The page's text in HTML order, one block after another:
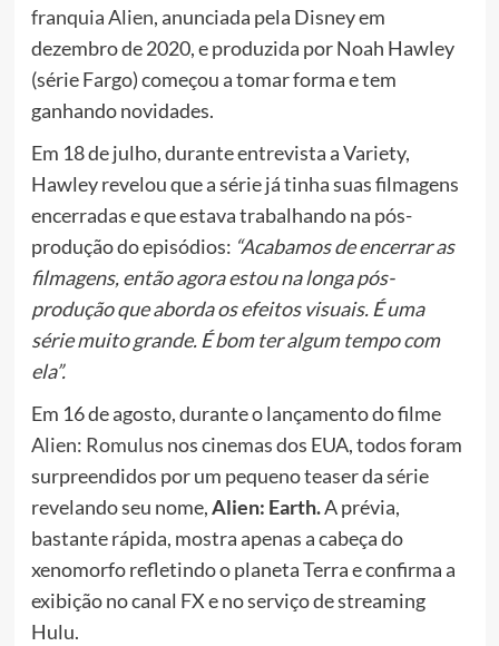
franquia Alien, anunciada pela Disney em
dezembro de 2020, e produzida por Noah Hawley
(série Fargo) começou a tomar forma e tem
ganhando novidades.
Em 18 de julho, durante entrevista a Variety,
Hawley revelou que a série já tinha suas filmagens
encerradas e que estava trabalhando na pós-
produção do episódios: “Acabamos de encerrar as
filmagens, então agora estou na longa pós-
produção que aborda os efeitos visuais. É uma
série muito grande. É bom ter algum tempo com
ela”.
Em 16 de agosto, durante o lançamento do filme
Alien: Romulus nos cinemas dos EUA, todos foram
surpreendidos por um pequeno teaser da série
revelando seu nome,Alien: Earth.A prévia,
bastante rápida, mostra apenas a cabeça do
xenomorfo refletindo o planeta Terra e confirma a
exibição no canal FX e no serviço de streaming
Hulu.